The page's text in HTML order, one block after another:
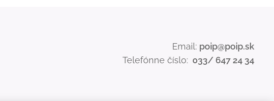
Email: poip@poip.sk
Telefónne číslo: 033/ 647 24 34